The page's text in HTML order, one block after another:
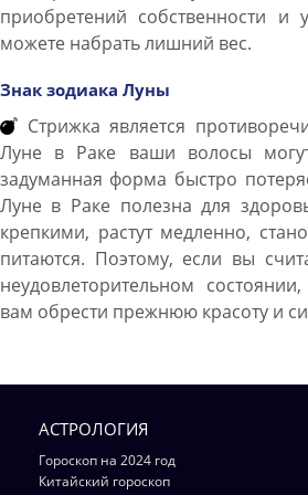
приобретений собственности
можете набрать лишний вес.
Знак зодиака Луны
Стрижка является
Луне в Раке ваши волосы
задуманная форма быстро
Луне в Раке полезна для
крепкими, растут медленно,
питаются. Поэтому, если вы
неудовлеторительном
вам обрести прежнюю красоту и
АСТРОЛОГИЯ
Гороскоп на 2024 год
Китайский гороскоп